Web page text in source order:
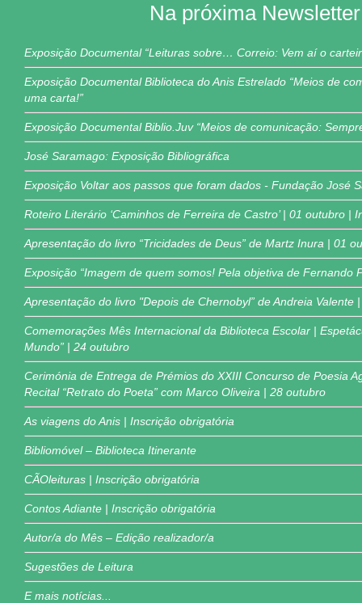
Na próxima Newsletter
Exposição Documental “Leituras sobre… Correio: Vem aí o
Exposição Documental Biblioteca do Anis Estrelado “Meios de
uma carta!”
Exposição Documental Biblio.Juv “Meios de comunicação:
José Saramago: Exposição Bibliográfica
Exposição Voltar aos passos que foram dados - Fundação José
Roteiro Literário ‘Caminhos de Ferreira de Castro’ | 01 outubro |
Apresentação do livro “Tricidades de Deus” de Martz Inura | 01
Exposição “Imagem de quem somos! Pela objetiva de Fernando
Apresentação do livro "Depois de Chernobyl” de Andreia Valente
Comemorações Mês Internacional da Biblioteca Escolar |
Mundo” | 24 outubro
Cerimónia de Entrega de Prémios do XXIII Concurso de Poesia
Recital “Retrato do Poeta” com Marco Oliveira | 28 outubro
As viagens do Anis | Inscrição obrigatória
Bibliomóvel – Biblioteca Itinerante
CÃOleituras | Inscrição obrigatória
Contos Adiante | Inscrição obrigatória
Autor/a do Mês – Edição realizador/a
Sugestões de Leitura
E mais notícias...